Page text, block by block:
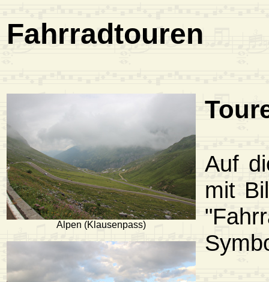
Fahrradtouren
Alpen (Klausenpass)
Auf
mit